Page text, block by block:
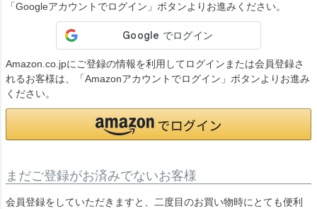
「Googleアカウントでログイン」ボタンよりお進みください。
Amazon.co.jpにご登録の情報を利用してログインまたは会員登録さ
れるお客様は、「Amazonアカウントでログイン」ボタンよりお進み
ください。
まだご登録がお済みでないお客様
会員登録をしていただきますと、二度目のお買い物時にとても便利